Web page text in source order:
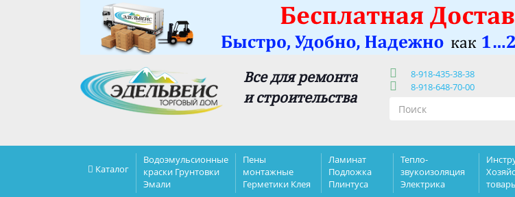
Все для ремонта
и строительства
8-918-435-38-38
8-918-648-70-00
Каталог
Водоэмульсионные
краски Грунтовки
Эмали
Пены
монтажные
Герметики Клея
Ламинат
Подложка
Плинтуса
Тепло-
звукоизоляция
Электрика